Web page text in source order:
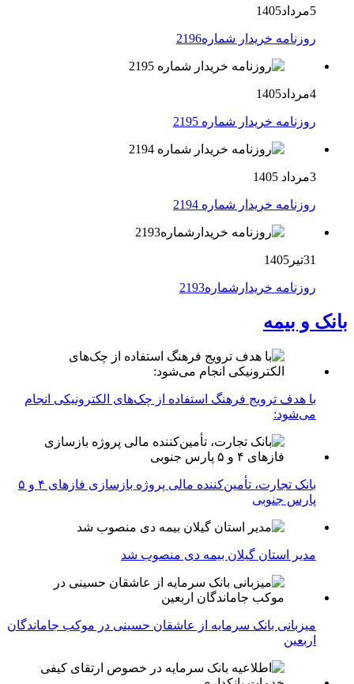
5مرداد1405
روزنامه خریدار شماره2196
4مرداد1405
روزنامه خریدار شماره 2195
3مرداد 1405
روزنامه خریدار شماره 2194
31تیر1405
روزنامه خریدارشماره2193
بانک و بیمه
با هدف ترویج فرهنگ استفاده از چک‌های الکترونیکی انجام
می‌شود:
بانک تجارت، تأمین‌کننده مالی پروژه بازسازی فازهای ۴ و ۵
پارس جنوبی
مدیر استان گیلان بیمه دی منصوب شد
میزبانی بانک سرمایه از عاشقان حسینی در موکب جاماندگان
اربعین